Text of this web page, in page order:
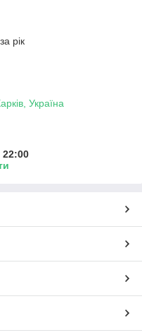
рік
Україна
22:00